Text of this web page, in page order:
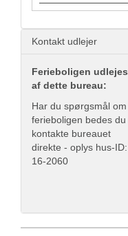
Kontakt udlejer
Ferieboligen udlejes
af dette bureau:
Har du spørgsmål om
ferieboligen bedes du
kontakte bureauet
direkte - oplys hus-ID:
16-2060